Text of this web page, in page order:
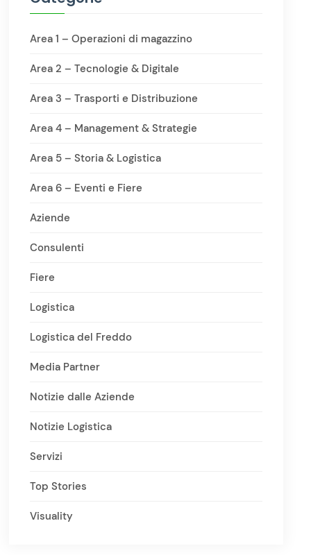
Area 1 – Operazioni di magazzino
Area 2 – Tecnologie & Digitale
Area 3 – Trasporti e Distribuzione
Area 4 – Management & Strategie
Area 5 – Storia & Logistica
Area 6 – Eventi e Fiere
Aziende
Consulenti
Fiere
Logistica
Logistica del Freddo
Media Partner
Notizie dalle Aziende
Notizie Logistica
Servizi
Top Stories
Visuality